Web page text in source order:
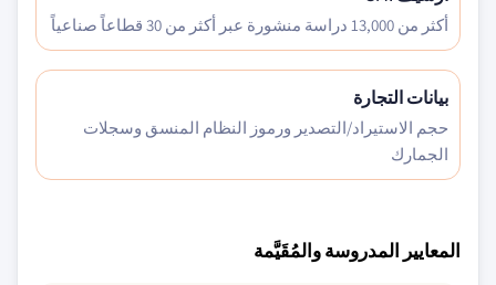
أكثر من 13,000 دراسة منشورة عبر أكثر من 30 قطاعاً صناعياً
بيانات التجارة
حجم الاستيراد/التصدير ورموز النظام المنسق وسجلات
الجمارك
المعايير المدروسة والمُقَيَّمة